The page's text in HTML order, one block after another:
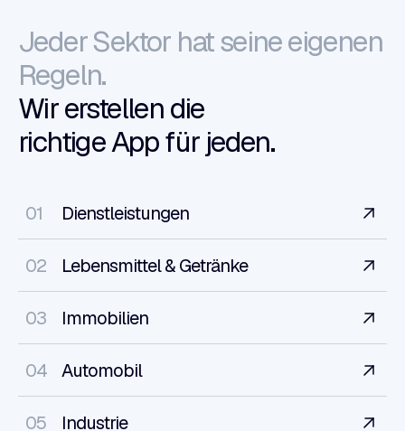
Jeder Sektor hat seine eigenen
Regeln.
Wir erstellen die
richtige App für jeden.
01 Dienstleistungen
02 Lebensmittel & Getränke
03 Immobilien
04 Automobil
05 Industrie